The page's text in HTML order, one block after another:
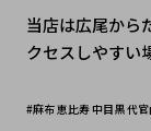
当店は広尾から
クセスしやすい
#麻布 恵比寿 中目黒 代